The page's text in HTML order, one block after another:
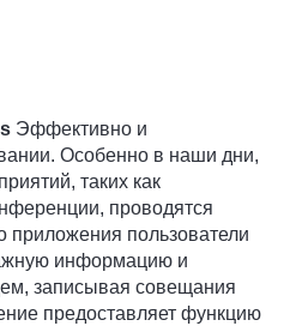
Эффективно и
Особенно в наши дни,
таких как
проводятся
пользователи
информацию и
записывая совещания
предоставляет функцию